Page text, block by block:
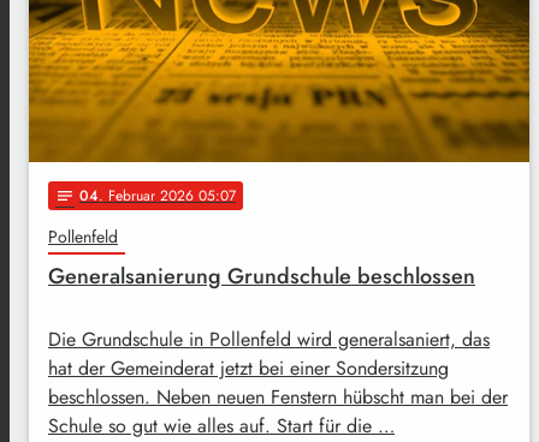
notes 04. Februar 2026 05:07
Pollenfeld
Generalsanierung Grundschule beschlossen
Die Grundschule in Pollenfeld wird generalsaniert, das
hat der Gemeinderat jetzt bei einer Sondersitzung
beschlossen. Neben neuen Fenstern hübscht man bei der
Schule so gut wie alles auf. Start für die …